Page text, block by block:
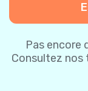
Pas encore
Consultez nos